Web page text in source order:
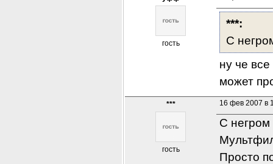
гость
***:
С
ну че
может
***
гость
16 фев 2007 в
С негром
Просто